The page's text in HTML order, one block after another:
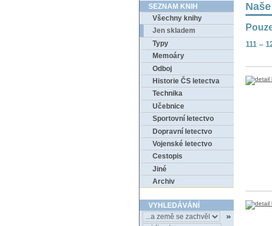
SEZNAM KNIH
Všechny knihy
Jen skladem
Typy
Memoáry
Odboj
Historie ČS letectva
Technika
Učebnice
Sportovní letectvo
Dopravní letectvo
Vojenské letectvo
Cestopis
Jiné
Archiv
VYHLEDÁVÁNÍ
111 –